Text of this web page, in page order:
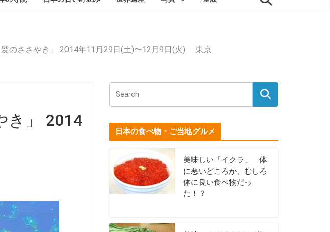
のささやき」 2014年11月29日(土)〜12月9日(火) 東京
き」 2014
日本の食べ物・ご当地グルメ
美味しい「イクラ」 体
に悪いどころか、むしろ
体に良い食べ物だっ
た！？